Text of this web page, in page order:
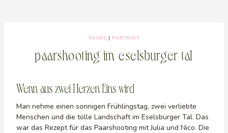
PAARE | PORTRAIT
paarshooting im eselsburger tal
Wenn aus zwei Herzen Eins wird
Man nehme einen sonnigen Frühlingstag, zwei verliebte
Menschen und die tolle Landschaft im Eselsburger Tal. Das
war das Rezept für das Paarshooting mit Julia und Nico. Die